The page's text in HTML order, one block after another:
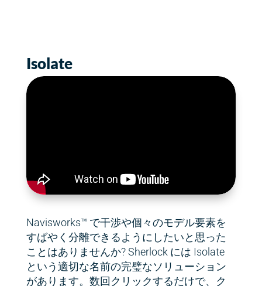
Isolate
Navisworks™ で干渉や個々のモデル要素を
すばやく分離できるようにしたいと思った
ことはありませんか? Sherlock には Isolate
という適切な名前の完璧なソリューション
があります。数回クリックするだけで、ク